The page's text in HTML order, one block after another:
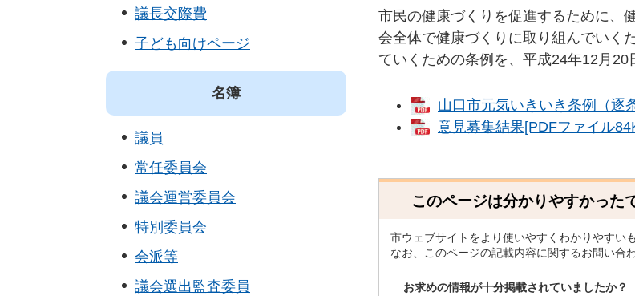
市民の健康づくりを促進するために、
会全体で健康づくりに取り組んでいく
ていくための条例を、平成24年12月20
山口市元気いきいき条例（逐
意見募集結果[PDFファイル
このページは分かりやすかった
市ウェブサイトをより使いやすくわかりやすい
なお、このページの記載内容に関するお問い合
お求めの情報が十分掲載されていましたか？
議長交際費
子ども向けページ
名簿
議員
常任委員会
議会運営委員会
特別委員会
会派等
議会選出監査委員